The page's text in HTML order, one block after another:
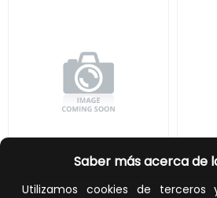
Saber más acerca de
Utilizamos cookies de terceros
REF:STP4.0-3AV-40 REF: